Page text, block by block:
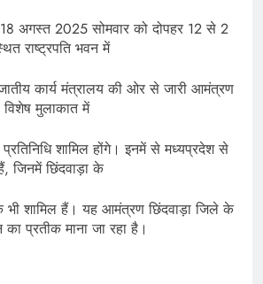
अगस्त 2025 सोमवार को दोपहर 12 से 2
राष्ट्रपति भवन में
कार्य मंत्रालय की ओर से जारी आमंत्रण
मुलाकात में
शामिल होंगे। इनमें से मध्यप्रदेश से
जिनमें छिंदवाड़ा के
भी शामिल हैं। यह आमंत्रण छिंदवाड़ा जिले के
प्रतीक माना जा रहा है।